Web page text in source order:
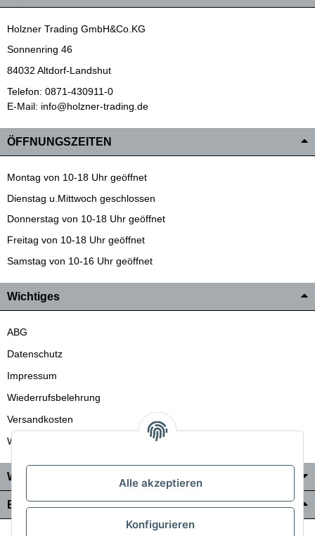
Holzner Trading GmbH&Co.KG
Sonnenring 46
84032 Altdorf-Landshut
Telefon: 0871-430911-0
E-Mail: info@holzner-trading.de
ÖFFNUNGSZEITEN
Montag von 10-18 Uhr geöffnet
Dienstag u.Mittwoch geschlossen
Donnerstag von 10-18 Uhr geöffnet
Freitag von 10-18 Uhr geöffnet
Samstag von 10-16 Uhr geöffnet
Wichtiges
ABG
Datenschutz
Impressum
Wiederrufsbelehrung
Versandkosten
Wir liefern auch in die Schweiz
Wo Sie uns finden
Bezahlung & Versand
Alle akzeptieren
Konfigurieren